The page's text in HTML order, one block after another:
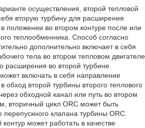
осуществления, второй тепловой
вторую турбину для расширения
в положении во втором контуре после или
теплообменника. Способ согласно
дополнительно включает в себя
тела во втором тепловом двигателе
расширения во второй турбине.
включать в себя направление
обход второй турбины второго теплового
обходной канал или путь во втором
вторичный цикл ORC может быть
клапана турбины ORC.
может работать в качестве